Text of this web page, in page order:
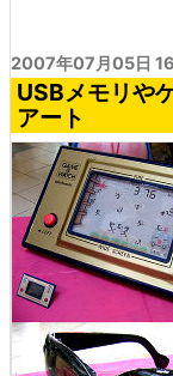
2007年07月05日
USBメモリや
アート